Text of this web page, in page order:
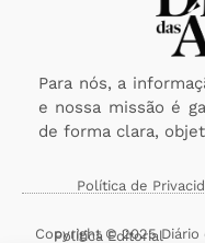
Para nós, a
e nossa missão é
de forma clara,
Política de
Política Editorial
Copyright © 2025